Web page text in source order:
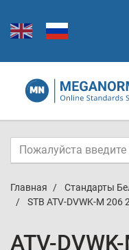
Главная Стандарты
STB ATV-DVWK-M 206
ATV-